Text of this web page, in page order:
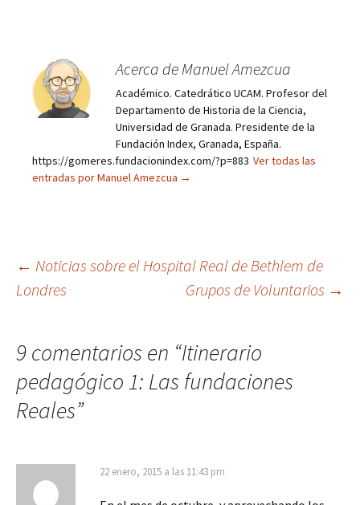
Acerca de Manuel Amezcua
Académico. Catedrático UCAM. Profesor del
Departamento de Historia de la Ciencia,
Universidad de Granada. Presidente de la
Fundación Index, Granada, España.
https://gomeres.fundacionindex.com/?p=883 Ver todas las
entradas por Manuel Amezcua →
Navegación
entradas
← Noticias sobre el Hospital Real de Bethlem de
Londres
Grupos de Voluntarios →
9 comentarios en “Itinerario
pedagógico 1: Las fundaciones
Reales”
22 enero, 2015 a las 11:43 pm